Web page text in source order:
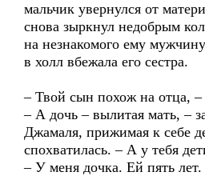
мальчик увернулся от
снова зыркнул недобрым
на незнакомого ему
в холл вбежала его сестра.
– Твой сын похож на отца,
– А дочь – вылитая мать, –
Джамаля, прижимая к себе
спохватилась. – А у тебя
– У меня дочка. Ей пять